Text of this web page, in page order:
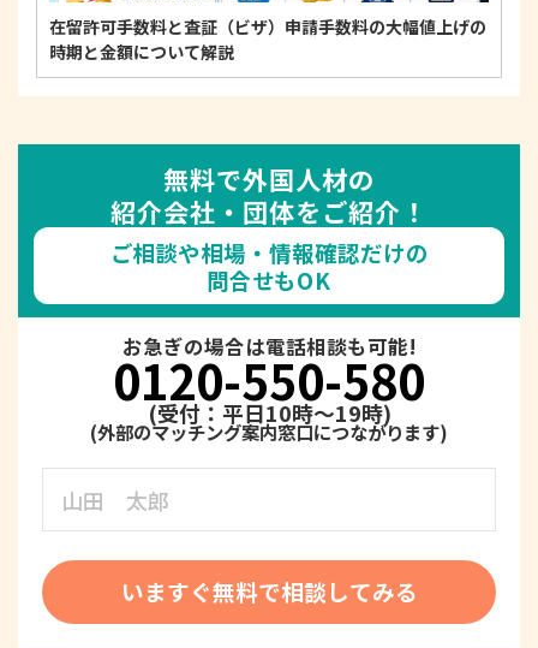
在留許可手数料と査証（ビザ）申請手数料の大幅値上げの
時期と金額について解説
無料で外国人材の
紹介会社・団体をご紹介！
ご相談や相場・情報確認だけの
問合せもOK
お急ぎの場合は電話相談も可能!
0120-550-580
(受付：平日10時～19時)
いますぐ無料で相談してみる